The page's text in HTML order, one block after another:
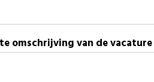
omschrijving van de vacature